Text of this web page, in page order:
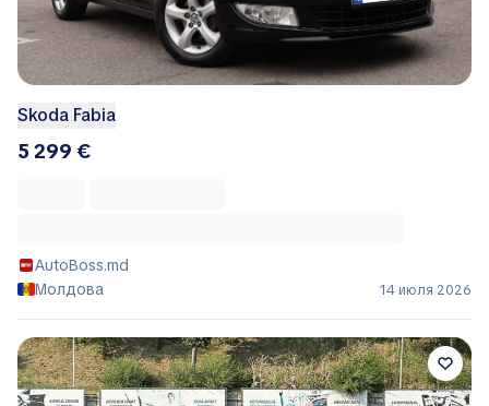
Skoda Fabia
5 299 €
AutoBoss.md
Молдова
14 июля 2026